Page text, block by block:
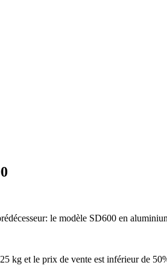
le modèle SD600 en
kg et le prix de vente est inférieur de